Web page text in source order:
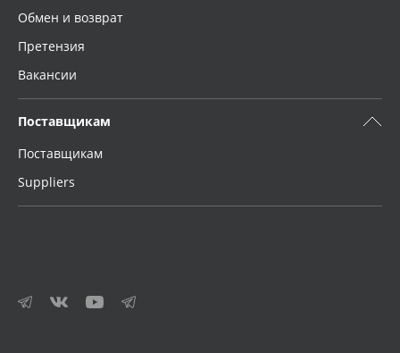
Обмен и возврат
Претензия
Вакансии
Поставщикам
Поставщикам
Suppliers